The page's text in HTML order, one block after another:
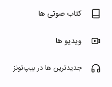
کتاب صوتی ها
ویدیو ها
جدیدترین ها در بیپ‌تونز